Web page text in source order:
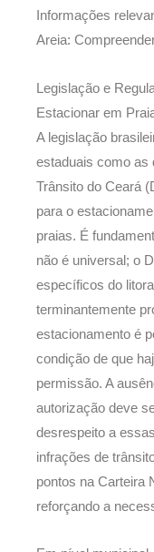
Informações
Areia:
Legislação e
Estacionar em
A legislação
estaduais como as
Trânsito do Ceará
para o
praias. É
não é universal; o
específicos do
terminantemente
estacionamento é
condição de que
permissão. A
autorização deve
desrespeito a
infrações de
pontos na Carteira
reforçando a